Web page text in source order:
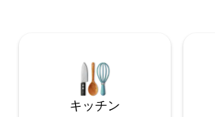
ースキー場（回転）まで28 km - Sörskog
スキーコースまで30 km - Romme
Alpin（回転）まで35 km
キッチン